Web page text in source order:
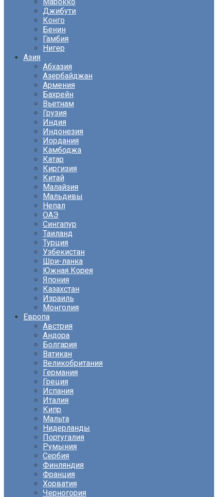
Джибути
Конго
Бенин
Гамбия
Нигер
Азия
Абхазия
Азербайджан
Армения
Бахрейн
Вьетнам
Грузия
Индия
Индонезия
Иордания
Камбоджа
Катар
Киргизия
Китай
Малайзия
Мальдивы
Непал
ОАЭ
Сингапур
Таиланд
Турция
Узбекистан
Шри-ланка
Южная Корея
Япония
Казахстан
Израиль
Монголия
Европа
Австрия
Андора
Болгария
Ватикан
Великобритания
Германия
Греция
Испания
Италия
Кипр
Мальта
Нидерланды
Португалия
Румыния
Сербия
Финляндия
Франция
Хорватия
Черногория